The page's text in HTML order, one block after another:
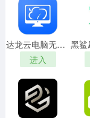
达龙云电脑无广告版
进入